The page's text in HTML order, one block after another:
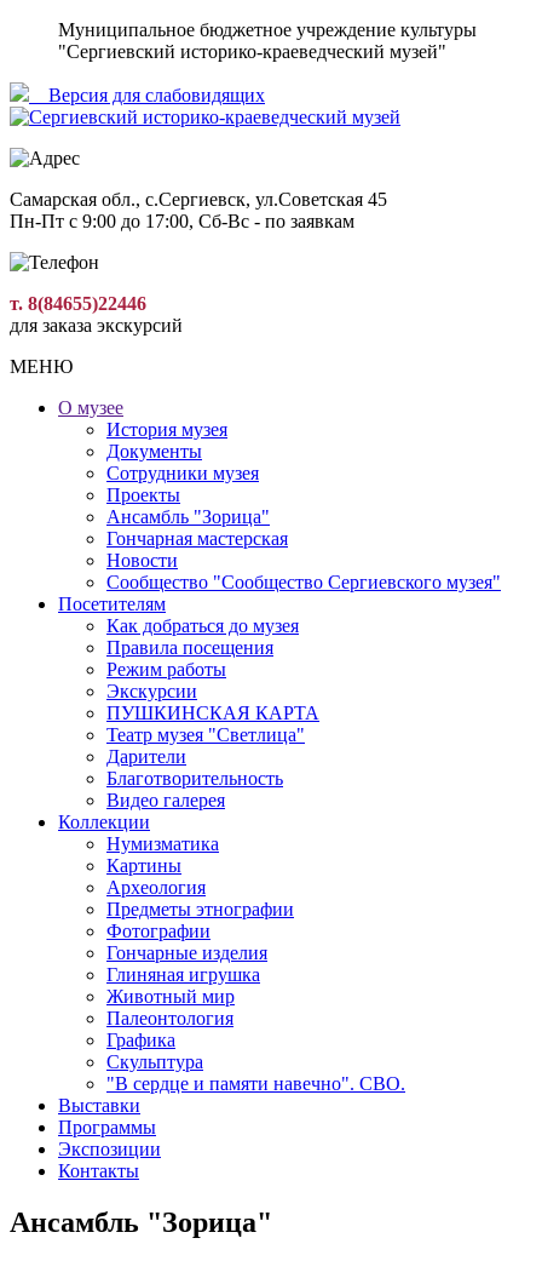
Муниципальное бюджетное учреждение культуры
"Сергиевский историко-краеведческий музей"
Версия для слабовидящиx
Самарская обл., с.Сергиевск, ул.Советская 45
Пн-Пт с 9:00 до 17:00, Сб-Вс - по заявкам
т. 8(84655)22446
для заказа экскурсий
МЕНЮ
О музее
История музея
Документы
Сотрудники музея
Проекты
Ансамбль "Зорица"
Гончарная мастерская
Новости
Сообщество "Сообщество Сергиевского музея"
Посетителям
Как добраться до музея
Правила посещения
Режим работы
Экскурсии
ПУШКИНСКАЯ КАРТА
Театр музея "Светлица"
Дарители
Благотворительность
Видео галерея
Коллекции
Нумизматика
Картины
Археология
Предметы этнографии
Фотографии
Гончарные изделия
Глиняная игрушка
Животный мир
Палеонтология
Графика
Скульптура
"В сердце и памяти навечно". СВО.
Выставки
Программы
Экспозиции
Контакты
Ансамбль "Зорица"